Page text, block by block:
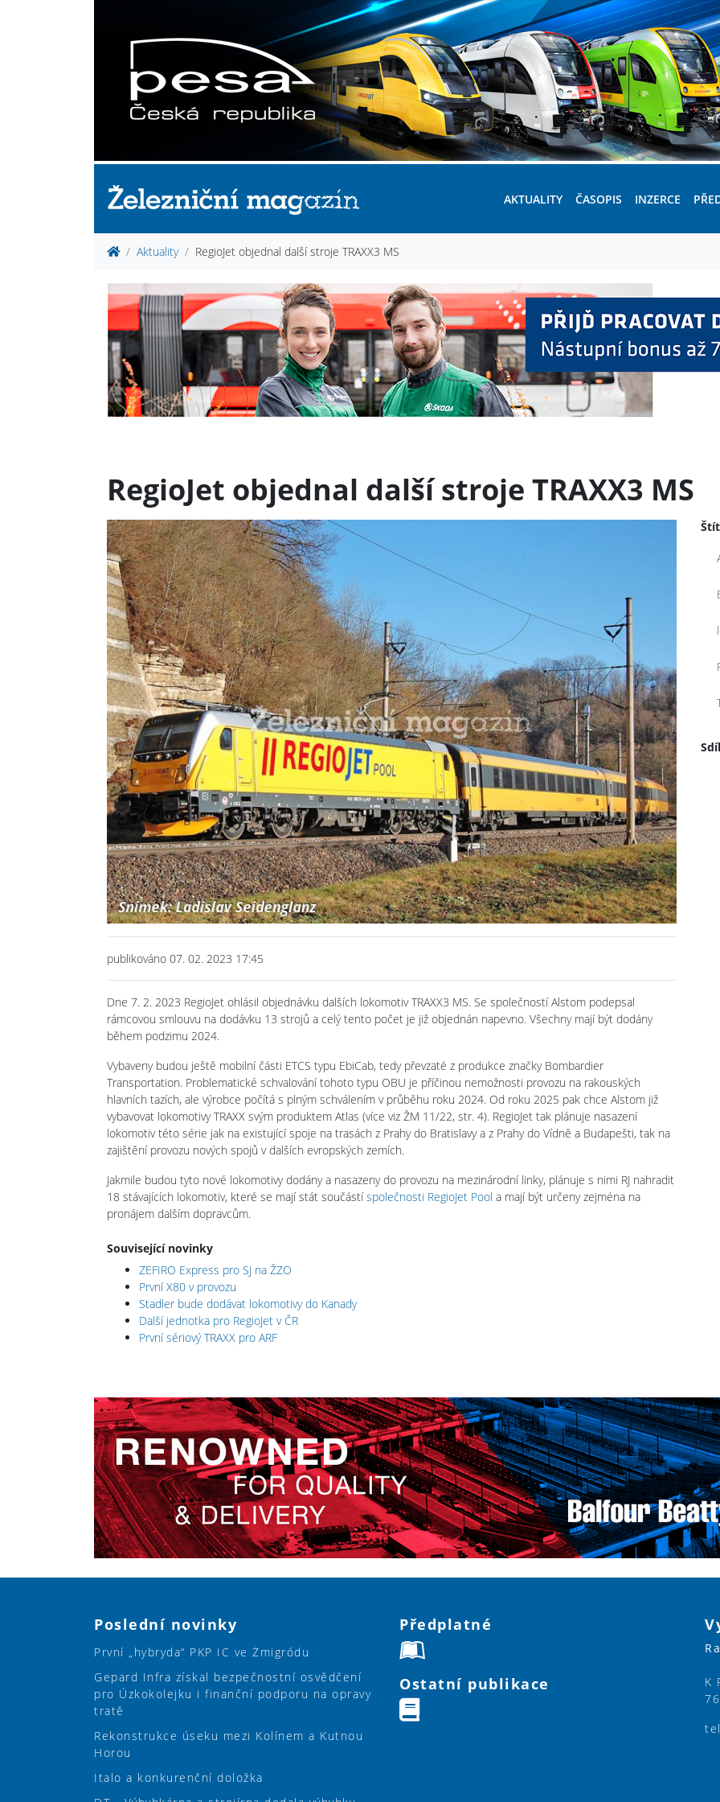
AKTUALITY ČASOPIS INZERCE
Aktuality RegioJet objednal další stroje TRAXX3 MS
RegioJet objednal další stroje TRAXX3 MS
publikováno 07. 02. 2023 17:45
Dne 7. 2. 2023 RegioJet ohlásil objednávku dalších lokomotiv TRAXX3 MS. Se společností Alstom podepsal
rámcovou smlouvu na dodávku 13 strojů a celý tento počet je již objednán napevno. Všechny mají být dodány
během podzimu 2024.
Vybaveny budou ještě mobilní části ETCS typu EbiCab, tedy převzaté z produkce značky Bombardier
Transportation. Problematické schvalování tohoto typu OBU je příčinou nemožnosti provozu na rakouských
hlavních tazích, ale výrobce počítá s plným schválením v průběhu roku 2024. Od roku 2025 pak chce Alstom již
vybavovat lokomotivy TRAXX svým produktem Atlas (více viz ŽM 11/22, str. 4). RegioJet tak plánuje nasazení
lokomotiv této série jak na existující spoje na trasách z Prahy do Bratislavy a z Prahy do Vídně a Budapešti, tak na
zajištění provozu nových spojů v dalších evropských zemích.
Jakmile budou tyto nové lokomotivy dodány a nasazeny do provozu na mezinárodní linky, plánuje s nimi RJ nahradit
18 stávajících lokomotiv, které se mají stát součástíspolečnosti RegioJet Pool a mají být určeny zejména na
pronájem dalším dopravcům.
Související novinky
ZEFIRO Express pro SJ na ŽZO
První X80 v provozu
Stadler bude dodávat lokomotivy do Kanady
Další jednotka pro RegioJet v ČR
První sériový TRAXX pro ARF
Poslední novinky
První „hybryda“ PKP IC ve Żmigródu
Gepard Infra získal bezpečnostní osvědčení
pro Úzkokolejku i finanční podporu na opravy
tratě
Rekonstrukce úseku mezi Kolínem a Kutnou
Horou
Italo a konkurenční doložka
Předplatné
Ostatní publikace
K